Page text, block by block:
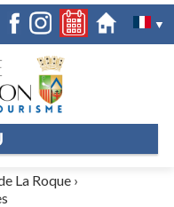
▼
La Roque›